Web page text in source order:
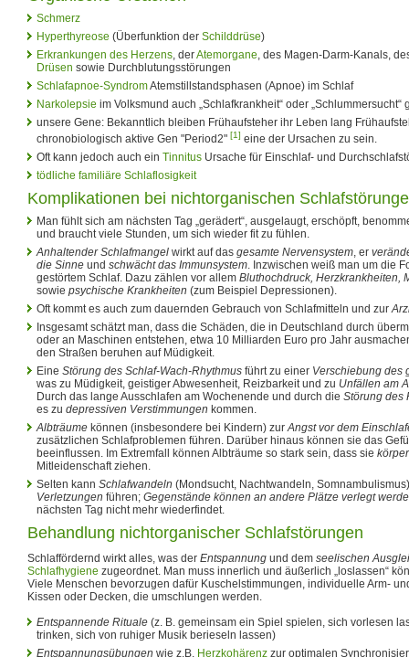
Schmerz
Hyperthyreose (Überfunktion der Schilddrüse)
Erkrankungen des Herzens, derAtemorgane, des Magen-Darm-Kanals,
Drüsen sowie Durchblutungsstörungen
Schlafapnoe-SyndromAtemstillstandsphasen (Apnoe) im Schlaf
Narkolepsie im Volksmund auch „Schlafkrankheit“ oder „Schlummersucht“
unsere Gene: Bekanntlich bleiben Frühaufsteher ihr Leben lang
chronobiologisch aktive Gen "Period2" [1] eine der Ursachen zu sein.
Oft kann jedoch auch ein Tinnitus Ursache für Einschlaf- und
tödliche familiäre Schlaflosigkeit
Komplikationen bei nichtorganischen
Man fühlt sich am nächsten Tag „gerädert“, ausgelaugt, erschöpft,
und braucht viele Stunden, um sich wieder fit zu fühlen.
Anhaltender Schlafmangel wirkt auf das gesamte Nervensystem, er
die Sinne und schwächt das Immunsystem. Inzwischen weiß man um die
gestörtem Schlaf. Dazu zählen vor allem Bluthochdruck, Herzkrankheiten,
sowie psychische Krankheiten (zum Beispiel Depressionen).
Oft kommt es auch zum dauernden Gebrauch von Schlafmitteln und zur
Insgesamt schätzt man, dass die Schäden, die in Deutschland durch
oder an Maschinen entstehen, etwa 10 Milliarden Euro pro Jahr
den Straßen beruhen auf Müdigkeit.
Eine Störung des Schlaf-Wach-Rhythmus führt zu einer Verschiebung des
was zu Müdigkeit, geistiger Abwesenheit, Reizbarkeit und zu Unfällen am
Durch das lange Ausschlafen am Wochenende und durch die Störung des
es zu depressiven Verstimmungen kommen.
Albträume können (insbesondere bei Kindern) zurAngst vor dem
zusätzlichen Schlafproblemen führen. Darüber hinaus können sie das
beeinflussen. Im Extremfall können Albträume so stark sein, dass sie
Mitleidenschaft ziehen.
Selten kann Schlafwandeln (Mondsucht, Nachtwandeln,
Verletzungen führen; Gegenstände können an andere Plätze verlegt
nächsten Tag nicht mehr wiederfindet.
Behandlung nichtorganischer Schlafstörungen
Schlaffördernd wirkt alles, was der Entspannung und dem seelischen
Schlafhygiene zugeordnet. Man muss innerlich und äußerlich „loslassen“
Viele Menschen bevorzugen dafür Kuschelstimmungen, individuelle Arm-
Kissen oder Decken, die umschlungen werden.
Entspannende Rituale (z. B. gemeinsam ein Spiel spielen, sich vorlesen
trinken, sich von ruhiger Musik berieseln lassen)
Entspannungsübungen wie z.B. Herzkohärenz zur optimalen